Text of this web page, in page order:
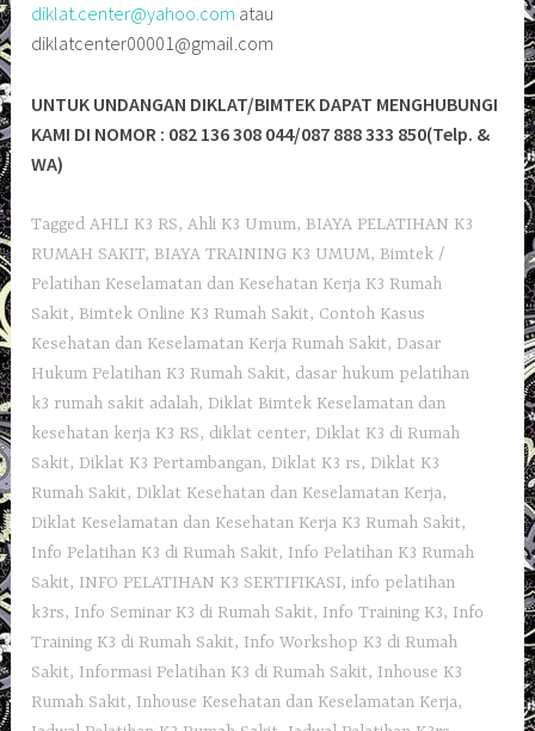
diklat.center@yahoo.com atau
diklatcenter00001@gmail.com
UNTUK UNDANGAN DIKLAT/BIMTEK DAPAT MENGHUBUNGI
KAMI DI NOMOR : 082 136 308 044/087 888 333 850(Telp. &
WA)
TaggedAHLI K3 RS,Ahli K3 Umum, BIAYA PELATIHAN K3
RUMAH SAKIT, BIAYA TRAINING K3 UMUM, Bimtek /
Pelatihan Keselamatan dan Kesehatan Kerja K3 Rumah
Sakit, Bimtek Online K3 Rumah Sakit, Contoh Kasus
Kesehatan dan Keselamatan Kerja Rumah Sakit,Dasar
Hukum Pelatihan K3 Rumah Sakit, dasar hukum pelatihan
k3 rumah sakit adalah,Diklat Bimtek Keselamatan dan
kesehatan kerja K3 RS, diklat center,Diklat K3 di Rumah
Sakit,Diklat K3 Pertambangan,Diklat K3 rs,Diklat K3
Rumah Sakit,Diklat Kesehatan dan Keselamatan Kerja,
Diklat Keselamatan dan Kesehatan Kerja K3 Rumah Sakit,
Info Pelatihan K3 di Rumah Sakit, Info Pelatihan K3 Rumah
Sakit, INFO PELATIHAN K3 SERTIFIKASI,info pelatihan
k3rs, Info Seminar K3 di Rumah Sakit, Info Training K3, Info
Training K3 di Rumah Sakit, Info Workshop K3 di Rumah
Sakit, Informasi Pelatihan K3 di Rumah Sakit, Inhouse K3
Rumah Sakit, Inhouse Kesehatan dan Keselamatan Kerja,